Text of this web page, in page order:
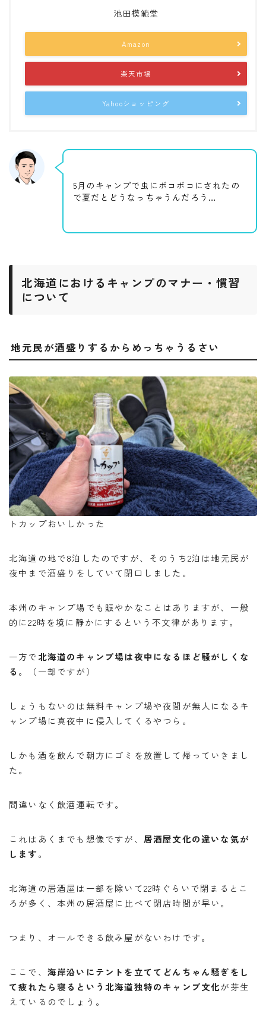
池田模範堂
Amazon
楽天市場
Yahooショッピング
5月のキャンプで虫にボコボコにされたの
で夏だとどうなっちゃうんだろう…
北海道におけるキャンプのマナー・慣習
について
地元民が酒盛りするからめっちゃうるさい
トカップおいしかった
北海道の地で8泊したのですが、そのうち2泊は地元民が
夜中まで酒盛りをしていて閉口しました。
本州のキャンプ場でも賑やかなことはありますが、一般
的に22時を境に静かにするという不文律があります。
一方で北海道のキャンプ場は夜中になるほど騒がしくな
る 。（一部ですが）
しょうもないのは無料キャンプ場や夜間が無人になるキ
ャンプ場に真夜中に侵入してくるやつら。
しかも酒を飲んで朝方にゴミを放置して帰っていきまし
た。
間違いなく飲酒運転です。
これはあくまでも想像ですが、 居酒屋文化の違いな気が
します。
北海道の居酒屋は一部を除いて22時ぐらいで閉まるとこ
ろが多く、本州の居酒屋に比べて閉店時間が早い。
つまり、オールできる飲み屋がないわけです。
ここで、 海岸沿いにテントを立ててどんちゃん騒ぎをし
て疲れたら寝るという北海道独特のキャンプ文化が芽生
えているのでしょう。